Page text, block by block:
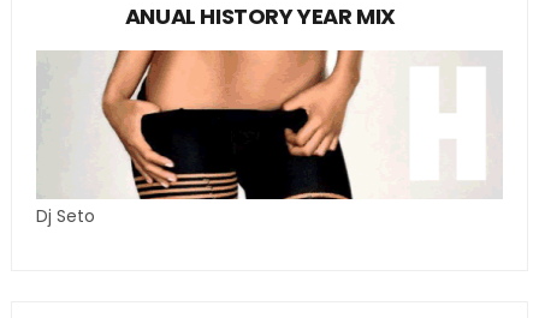
ANUAL HISTORY YEAR MIX
Dj Seto